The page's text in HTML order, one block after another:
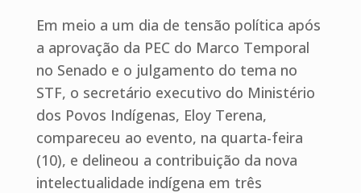
Em meio a um dia de tensão política após
a aprovação da PEC do Marco Temporal
no Senado e o julgamento do tema no
STF, o secretário executivo do Ministério
dos Povos Indígenas, Eloy Terena,
compareceu ao evento, na quarta-feira
(10), e delineou a contribuição da nova
intelectualidade indígena em três